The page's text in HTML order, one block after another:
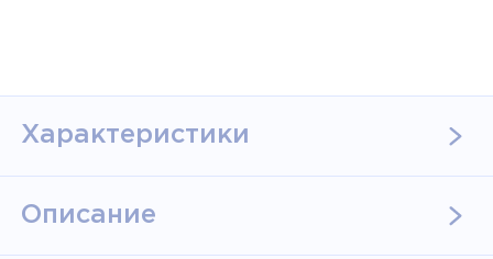
Характеристики
Описание